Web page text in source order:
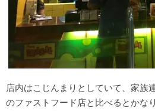
店内はこじんまりとしていて、家族
のファストフード店と比べるとかな